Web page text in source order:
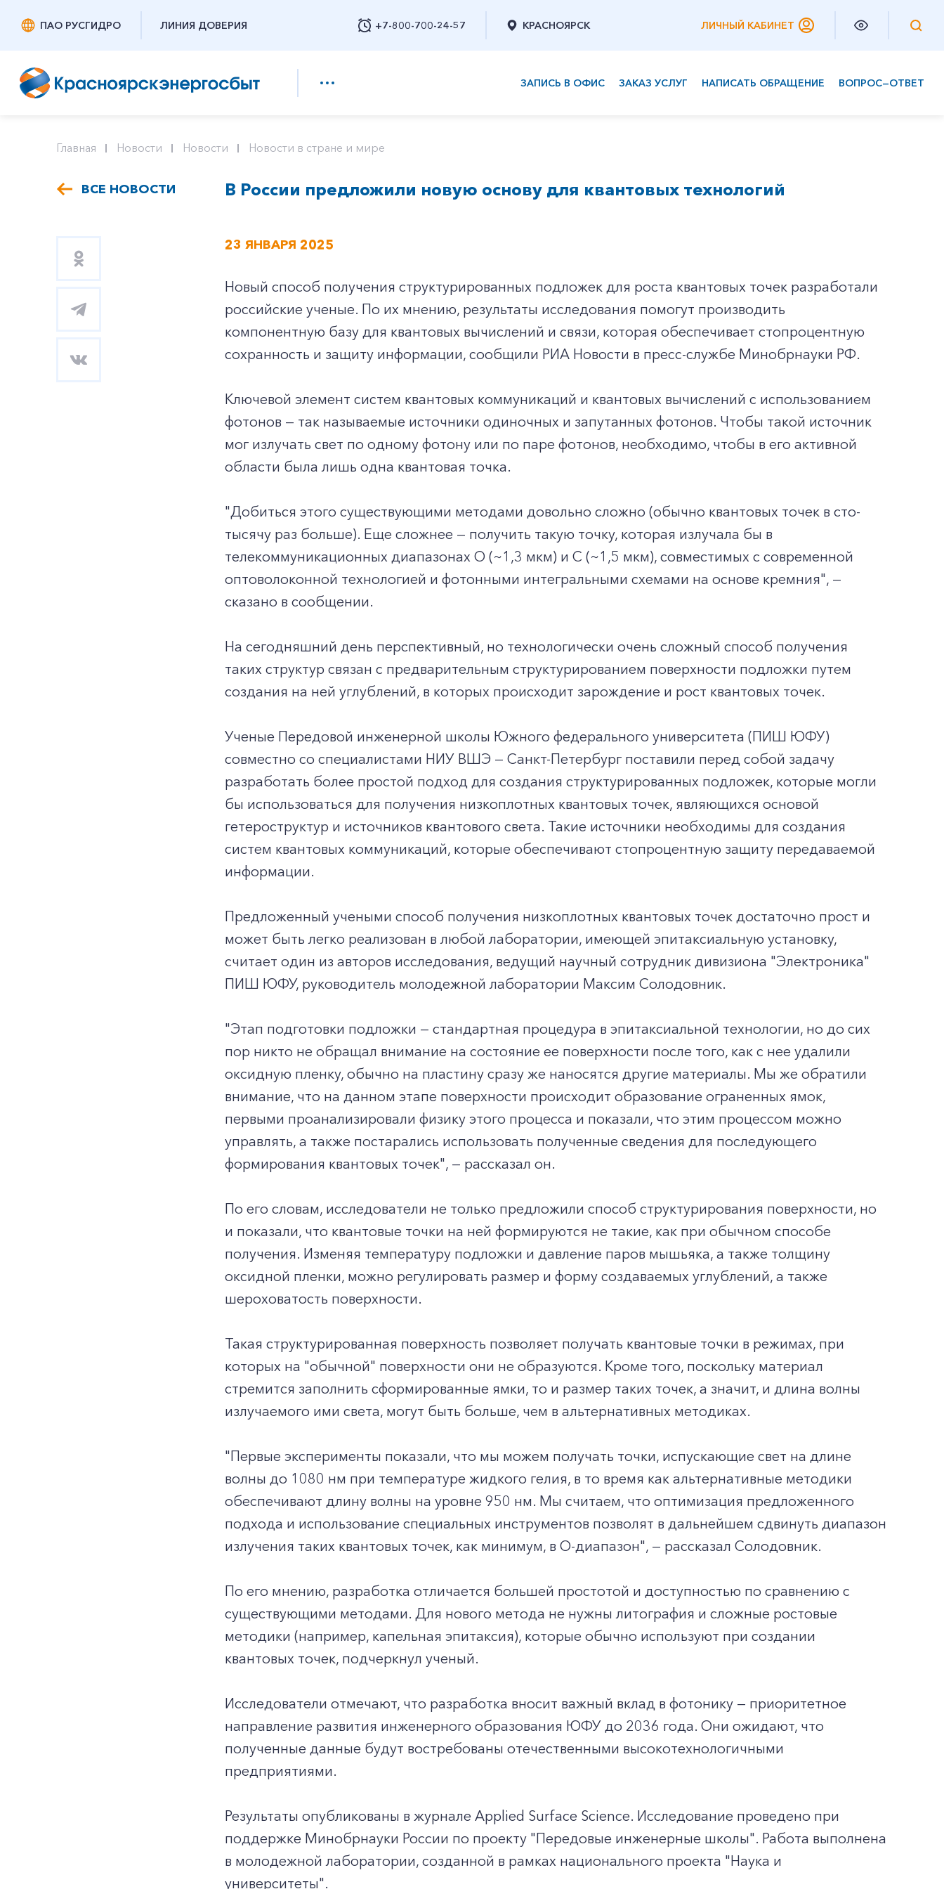
ПАО РУСГИДРО ЛИНИЯ ДОВЕРИЯ +7-800-700-24-57
Заказать обратный звонок
КРАСНОЯРСК ЛИЧНЫЙ КАБИНЕТ
ЗАПИСЬ В ОФИС ЗАКАЗ УСЛУГ НАПИСАТЬ ОБРАЩЕНИЕ ВОПРОС—ОТВЕТ
Заказать обратный звонок
Частным клиентам
Главная Новости Новости Новости в стране и мире
ВСЕ НОВОСТИ В России предложили новую основу для квантовых технологий
23 ЯНВАРЯ 2025
Новый способ получения структурированных подложек для роста квантовых точек разработали
российские ученые. По их мнению, результаты исследования помогут производить
компонентную базу для квантовых вычислений и связи, которая обеспечивает стопроцентную
сохранность и защиту информации, сообщили РИА Новости в пресс-службе Минобрнауки РФ.
Ключевой элемент систем квантовых коммуникаций и квантовых вычислений с использованием
фотонов — так называемые источники одиночных и запутанных фотонов. Чтобы такой источник
мог излучать свет по одному фотону или по паре фотонов, необходимо, чтобы в его активной
области была лишь одна квантовая точка.
"Добиться этого существующими методами довольно сложно (обычно квантовых точек в сто-
тысячу раз больше). Еще сложнее — получить такую точку, которая излучала бы в
телекоммуникационных диапазонах О (~1,3 мкм) и С (~1,5 мкм), совместимых с современной
оптоволоконной технологией и фотонными интегральными схемами на основе кремния", —
сказано в сообщении.
На сегодняшний день перспективный, но технологически очень сложный способ получения
таких структур связан с предварительным структурированием поверхности подложки путем
создания на ней углублений, в которых происходит зарождение и рост квантовых точек.
Ученые Передовой инженерной школы Южного федерального университета (ПИШ ЮФУ)
совместно со специалистами НИУ ВШЭ — Санкт-Петербург поставили перед собой задачу
разработать более простой подход для создания структурированных подложек, которые могли
бы использоваться для получения низкоплотных квантовых точек, являющихся основой
гетероструктур и источников квантового света. Такие источники необходимы для создания
систем квантовых коммуникаций, которые обеспечивают стопроцентную защиту передаваемой
информации.
Предложенный учеными способ получения низкоплотных квантовых точек достаточно прост и
может быть легко реализован в любой лаборатории, имеющей эпитаксиальную установку,
считает один из авторов исследования, ведущий научный сотрудник дивизиона "Электроника"
ПИШ ЮФУ, руководитель молодежной лаборатории Максим Солодовник.
"Этап подготовки подложки — стандартная процедура в эпитаксиальной технологии, но до сих
пор никто не обращал внимание на состояние ее поверхности после того, как с нее удалили
оксидную пленку, обычно на пластину сразу же наносятся другие материалы. Мы же обратили
внимание, что на данном этапе поверхности происходит образование ограненных ямок,
первыми проанализировали физику этого процесса и показали, что этим процессом можно
управлять, а также постарались использовать полученные сведения для последующего
формирования квантовых точек", — рассказал он.
По его словам, исследователи не только предложили способ структурирования поверхности, но
и показали, что квантовые точки на ней формируются не такие, как при обычном способе
получения. Изменяя температуру подложки и давление паров мышьяка, а также толщину
оксидной пленки, можно регулировать размер и форму создаваемых углублений, а также
шероховатость поверхности.
Такая структурированная поверхность позволяет получать квантовые точки в режимах, при
которых на "обычной" поверхности они не образуются. Кроме того, поскольку материал
стремится заполнить сформированные ямки, то и размер таких точек, а значит, и длина волны
излучаемого ими света, могут быть больше, чем в альтернативных методиках.
"Первые эксперименты показали, что мы можем получать точки, испускающие свет на длине
волны до 1080 нм при температуре жидкого гелия, в то время как альтернативные методики
обеспечивают длину волны на уровне 950 нм. Мы считаем, что оптимизация предложенного
подхода и использование специальных инструментов позволят в дальнейшем сдвинуть диапазон
излучения таких квантовых точек, как минимум, в О-диапазон", — рассказал Солодовник.
По его мнению, разработка отличается большей простотой и доступностью по сравнению с
существующими методами. Для нового метода не нужны литография и сложные ростовые
методики (например, капельная эпитаксия), которые обычно используют при создании
квантовых точек, подчеркнул ученый.
Исследователи отмечают, что разработка вносит важный вклад в фотонику — приоритетное
направление развития инженерного образования ЮФУ до 2036 года. Они ожидают, что
полученные данные будут востребованы отечественными высокотехнологичными
предприятиями.
Результаты опубликованы в журнале Applied Surface Science. Исследование проведено при
поддержке Минобрнауки России по проекту "Передовые инженерные школы". Работа выполнена
в молодежной лаборатории, созданной в рамках национального проекта "Наука и
университеты".